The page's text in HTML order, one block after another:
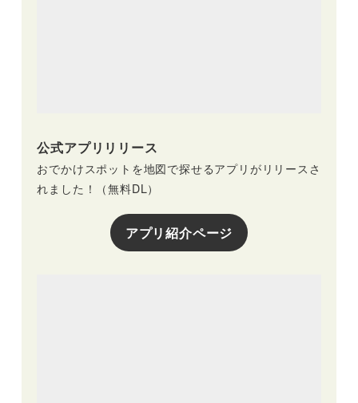
公式アプリリリース
おでかけスポットを地図で探せるアプリがリリースさ
れました！（無料DL）
アプリ紹介ページ